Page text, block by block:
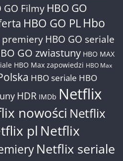
GO Filmy HBO GO
HBO GO PL Hbo
premiery HBO GO seriale
GO zwiastuny HBO MAX
HBO Max zapowiedzi HBO Max
HBO seriale HBO
HDR IMDb Netflix
nowości Netflix
pl Netflix
Netflix seriale